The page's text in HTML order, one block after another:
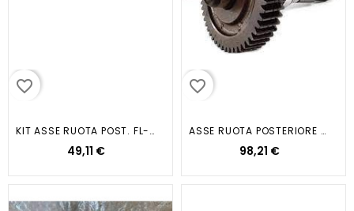
favorite_border
KIT ASSE RUOTA POST. FL-FREE-NRG...
49,11 €
favorite_border
ASSE RUOTA POSTERIORE LIBERTY
98,21 €